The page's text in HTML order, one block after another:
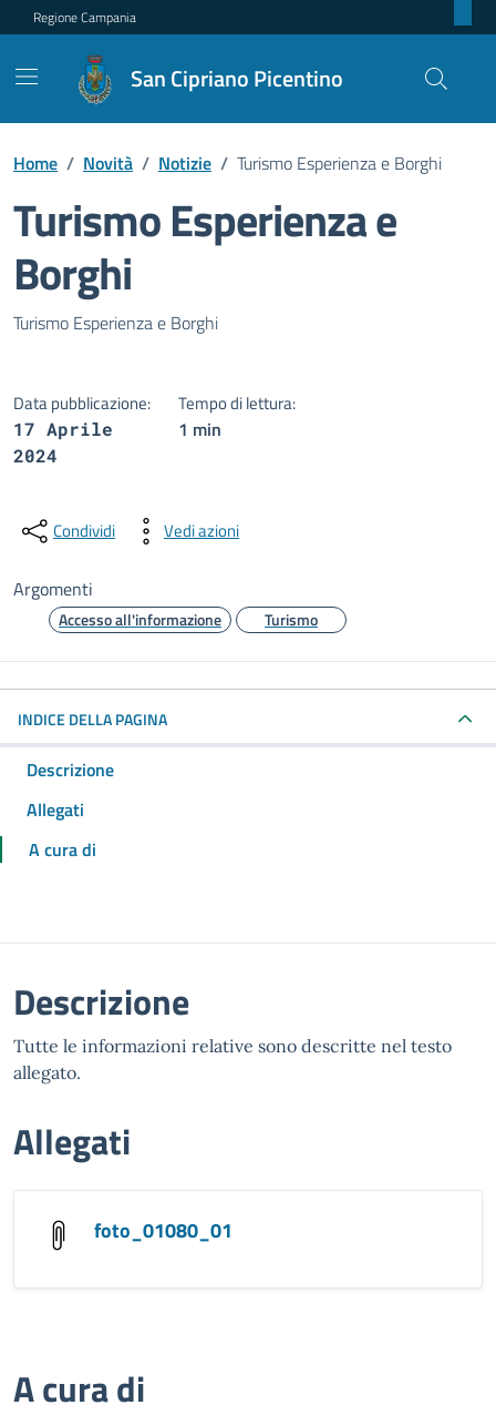
Regione Campania
San Cipriano Picentino
Home / Novità / Notizie / Turismo Esperienza e Borghi
Turismo Esperienza e
Borghi
Dettagli della notizia
Turismo Esperienza e Borghi
Data pubblicazione:
17 Aprile
2024
Tempo di lettura:
1 min
Condividi Vedi azioni
Argomenti
Accesso all'informazione Turismo
INDICE DELLA PAGINA
Descrizione
Allegati
A cura di
Descrizione
Tutte le informazioni relative sono descritte nel testo
allegato.
Allegati
foto_01080_01
A cura di